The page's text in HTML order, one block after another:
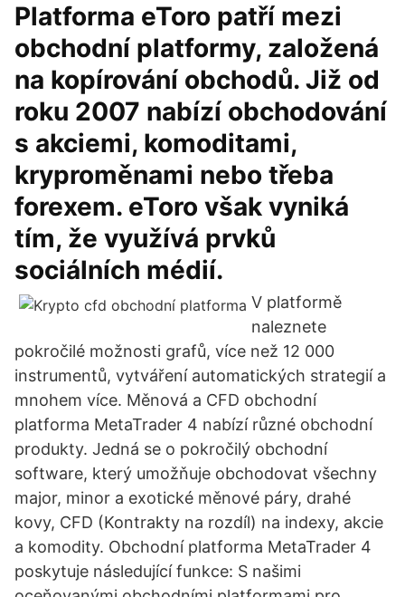
Platforma eToro patří mezi
obchodní platformy, založená
na kopírování obchodů. Již od
roku 2007 nabízí obchodování
s akciemi, komoditami,
kryproměnami nebo třeba
forexem. eToro však vyniká
tím, že využívá prvků
sociálních médií.
V platformě
naleznete
pokročilé možnosti grafů, více než 12 000
instrumentů, vytváření automatických strategií a
mnohem více. Měnová a CFD obchodní
platforma MetaTrader 4 nabízí různé obchodní
produkty. Jedná se o pokročilý obchodní
software, který umožňuje obchodovat všechny
major, minor a exotické měnové páry, drahé
kovy, CFD (Kontrakty na rozdíl) na indexy, akcie
a komodity. Obchodní platforma MetaTrader 4
poskytuje následující funkce: S našimi